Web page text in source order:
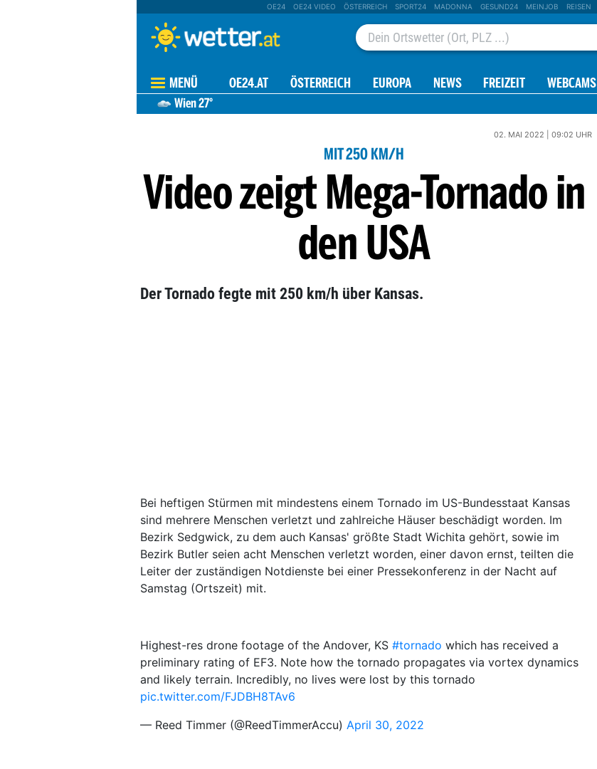
OE24 OE24 VIDEO ÖSTERREICH SPORT24 MADONNA GESUND24 MEINJOB REISEN
MENÜ OE24.AT ÖSTERREICH EUROPA NEWS FREIZEIT WEBCAMS
Wien27°
02. MAI 2022 | 09:02 UHR
MIT 250 KM/H
Video zeigt Mega-Tornado in
den USA
Der Tornado fegte mit 250 km/h über Kansas.
Bei heftigen Stürmen mit mindestens einem Tornado im US-Bundesstaat Kansas
sind mehrere Menschen verletzt und zahlreiche Häuser beschädigt worden. Im
Bezirk Sedgwick, zu dem auch Kansas' größte Stadt Wichita gehört, sowie im
Bezirk Butler seien acht Menschen verletzt worden, einer davon ernst, teilten die
Leiter der zuständigen Notdienste bei einer Pressekonferenz in der Nacht auf
Samstag (Ortszeit) mit.
Highest-res drone footage of the Andover, KS #tornado which has received a
preliminary rating of EF3. Note how the tornado propagates via vortex dynamics
and likely terrain. Incredibly, no lives were lost by this tornado
pic.twitter.com/FJDBH8TAv6
— Reed Timmer (@ReedTimmerAccu) April 30, 2022